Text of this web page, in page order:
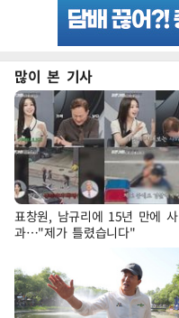
많이 본 기사
표창원, 남규리에 15년 만에 사
과…"제가 틀렸습니다"